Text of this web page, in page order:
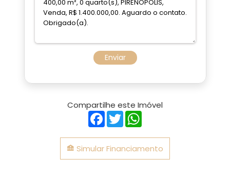
Enviar
Compartilhe este Imóvel
Facebook
Twitter
Simular Financiamento